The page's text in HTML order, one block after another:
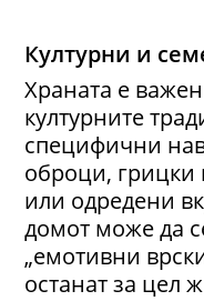
Културни и
Храната е
културните
специфични
оброци, грицки
или одредени
домот може да
„емотивни
останат за цел